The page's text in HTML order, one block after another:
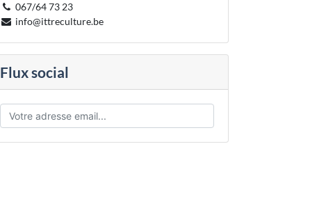
067/64 73 23
info@ittreculture.be
Flux social